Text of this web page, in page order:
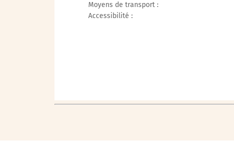
Moyens de transport :
Accessibilité :